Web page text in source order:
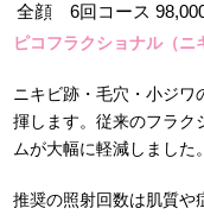
全顔 6回コース
ピコフラクショナル（ニ
ニキビ跡・毛穴・小ジワ
揮します。従来のフラク
ムが大幅に軽減しました。
推奨の照射回数は肌質や